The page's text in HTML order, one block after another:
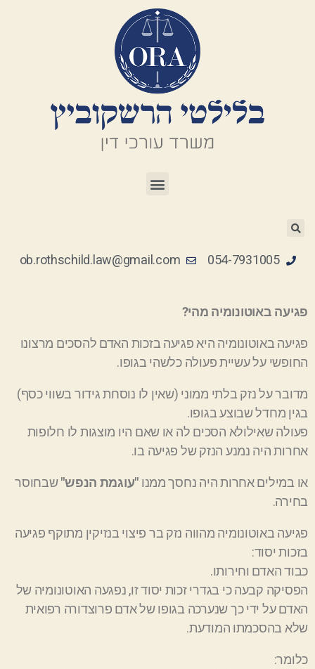
054-7931005
ob.rothschild.law@gmail.com
פגיעה באוטונומיה מהי?
פגיעה באוטונומיה היא פגיעה בזכות האדם להסכים מרצונו
החופשי על עשיית פעולה כלשהי בגופו.
מדובר על נזק בלתי ממוני (שאין לו נוסחת גידור בשווי כסף)
בגין מחדל שבוצע בגופו.
פעולה שאילולא הסכים לה או שאם היו מוצגות לו חלופות
אחרות היה נמנע הנזק של פגיעה בו.
או במילים אחרות היה נחסך ממנו"עוגמת הנפש"שבחוסר
בחירה.
פגיעה באוטונומיה מהווה נזק בר פיצוי בנזיקין מתוקף פגיעה
בזכות יסוד:
כבוד האדם וחירותו.
הפסיקה קבעה כי בגדרי זכות יסוד זו, נפגעה האוטונומיה של
האדם על ידי כך שנערכה בגופו של אדם פרוצדורה רפואית
שלא בהסכמתו המודעת.
כלומר: